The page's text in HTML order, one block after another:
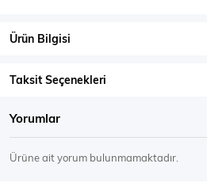
Ürün Bilgisi
Taksit Seçenekleri
Yorumlar
Ürüne ait yorum bulunmamaktadır.